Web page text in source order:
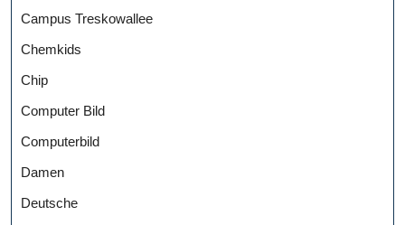
Campus Treskowallee
Chemkids
Chip
Computer Bild
Computerbild
Damen
Deutsche